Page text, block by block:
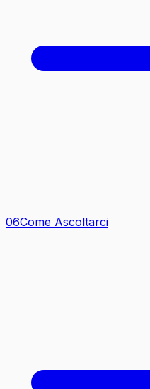
06Come Ascoltarci